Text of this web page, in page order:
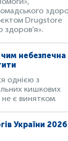
Drugstore
небезпечна
однією з
кишкових
не є винятком.
України 2026